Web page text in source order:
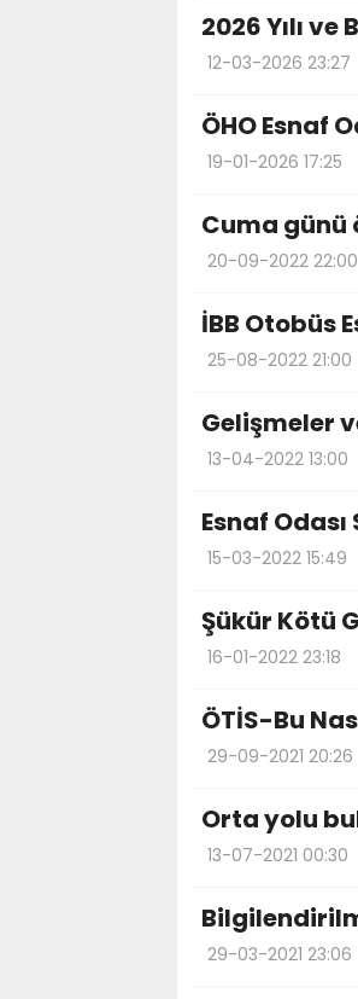
2026 Yılı
12-03-2026 23:27
ÖHO Esnaf
19-01-2026 17:25
Cuma günü
20-09-2022 22:00
İBB Otobüs
25-08-2022 21:00
Gelişmeler
13-04-2022 13:00
Esnaf
15-03-2022 15:49
Şükür Kötü
16-01-2022 23:18
ÖTİS-Bu
29-09-2021 20:26
Orta yolu
13-07-2021 00:30
29-03-2021 23:06